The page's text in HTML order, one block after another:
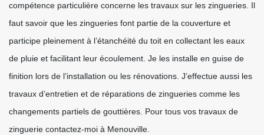
compétence particulière concerne les travaux sur les zingueries. Il
faut savoir que les zingueries font partie de la couverture et
participe pleinement à l’étanchéité du toit en collectant les eaux
de pluie et facilitant leur écoulement. Je les installe en guise de
finition lors de l’installation ou les rénovations. J’effectue aussi les
travaux d’entretien et de réparations de zingueries comme les
changements partiels de gouttières. Pour tous vos travaux de
zinguerie contactez-moi à Menouville.